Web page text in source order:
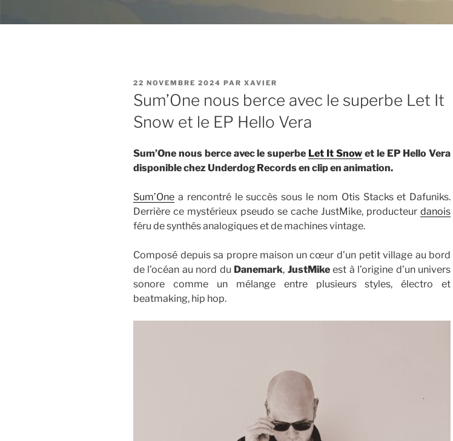
PUBLIÉ
LE
22 NOVEMBRE 2024 PAR XAVIER
Sum’One nous berce avec le superbe Let It
Snow et le EP Hello Vera
Sum’One nous berce avec le superbe Let It Snowet le EP Hello Vera
disponible chez Underdog Records en clip en animation.
Sum’One a rencontré le succès sous le nom Otis Stacks et Dafuniks.
Derrière ce mystérieux pseudo se cache JustMike, producteurdanois
féru de synthés analogiques et de machines vintage.
Composé depuis sa propre maison un cœur d’un petit village au bord
de l’océan au nord du Danemark, JustMikeest à l’origine d’un univers
sonore comme un mélange entre plusieurs styles, électro et
beatmaking, hip hop.